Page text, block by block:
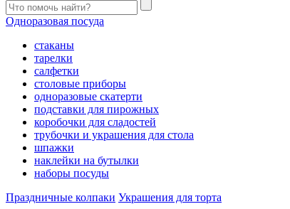
Одноразовая посуда
стаканы
тарелки
салфетки
столовые приборы
одноразовые скатерти
подставки для пирожных
коробочки для сладостей
трубочки и украшения для стола
шпажки
наклейки на бутылки
наборы посуды
Праздничные колпаки Украшения для торта